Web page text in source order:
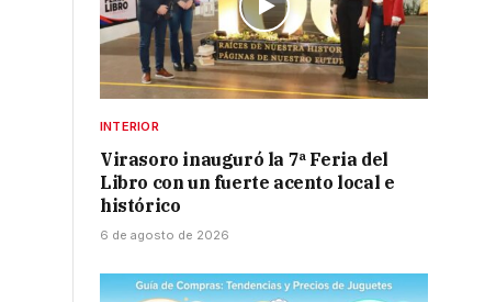
INTERIOR
Virasoro inauguró la 7ª Feria del
Libro con un fuerte acento local e
histórico
6 de agosto de 2026